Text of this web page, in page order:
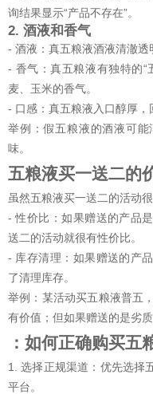
询结果显示“产品不存在”。
2. 酒液和香气
- 酒液：真五粮液酒液清澈透
- 香气：真五粮液有独特的“
麦、玉米的香气。
- 口感：真五粮液入口醇厚，
举例：假五粮液的酒液可
味。
五粮液买一送二的
虽然五粮液买一送二的活动
- 性价比：如果赠送的产品
送二的活动就很有性价比。
- 库存清理：如果赠送的产
了清理库存。
举例：某活动买五粮液普五
有价值；但如果赠送的是劣
：如何正确购买五
1. 选择正规渠道：优先选择
平台。